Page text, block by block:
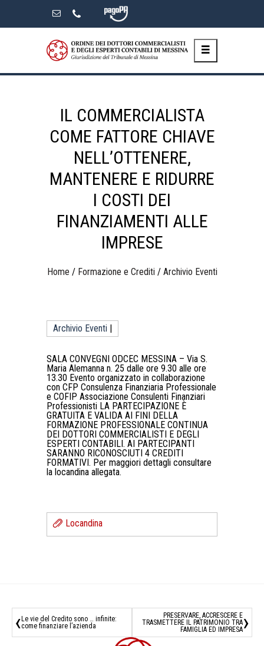
IL COMMERCIALISTA
COME FATTORE CHIAVE
NELL’OTTENERE,
MANTENERE E RIDURRE
I COSTI DEI
FINANZIAMENTI ALLE
IMPRESE
Home / Formazione e Crediti / Archivio Eventi
Archivio Eventi
SALA CONVEGNI ODCEC MESSINA – Via S.
Maria Alemanna n. 25 dalle ore 9.30 alle ore
13.30 Evento organizzato in collaborazione
con CFP Consulenza Finanziaria Professionale
e COFIP Associazione Consulenti Finanziari
Professionisti LA PARTECIPAZIONE È
GRATUITA E VALIDA AI FINI DELLA
FORMAZIONE PROFESSIONALE CONTINUA
DEI DOTTORI COMMERCIALISTI E DEGLI
ESPERTI CONTABILI. AI PARTECIPANTI
SARANNO RICONOSCIUTI 4 CREDITI
FORMATIVI. Per maggiori dettagli consultare
la locandina allegata.
Locandina
‹ Le vie del Credito sono … infinite:
come finanziare l’azienda
PRESERVARE, ACCRESCERE E
TRASMETTERE IL PATRIMONIO TRA
FAMIGLIA ED IMPRESA›